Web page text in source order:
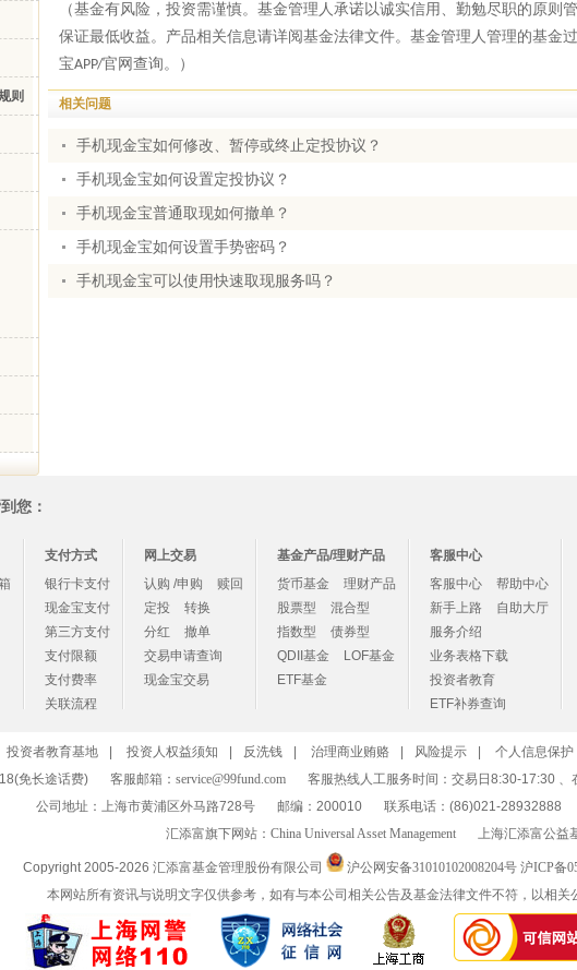
则
（基金有风险，投资需谨慎。基金管理人承诺以诚实信用、勤勉尽职的原则
保证最低收益。产品相关信息请详阅基金法律文件。基金管理人管理的基金
宝APP/官网查询。）
相关问题
手机现金宝如何修改、暂停或终止定投协议？
手机现金宝如何设置定投协议？
手机现金宝普通取现如何撤单？
手机现金宝如何设置手势密码？
手机现金宝可以使用快速取现服务吗？
您：
支付方式
银行卡支付
现金宝支付
第三方支付
支付限额
支付费率
关联流程
网上交易
认购 /申购
赎回
定投
转换
分红
撤单
交易申请查询
现金宝交易
基金产品/理财产品
货币基金
理财产品
股票型
混合型
指数型
债券型
QDII基金
LOF基金
ETF基金
客服中心
客服中心
帮助中心
新手上路
自助大厅
服务介绍
业务表格下载
投资者教育
ETF补券查询
投资者教育基地 投资人权益须知 反洗钱 治理商业贿赂 风险提示 个人信息保护
免长途话费)
客服邮箱： service@99fund.com
客服热线人工服务时间：交易日8:30-17:30 、
公司地址：上海市黄浦区外马路728号
邮编：200010 联系电话：(86)021-28932888
汇添富旗下网站： China Universal Asset Management 上海汇添富公益
Copyright 2005-2026 汇添富基金管理股份有限公司 沪公网安备31010102008204号 沪ICP备
本网站所有资讯与说明文字仅供参考，如有与本公司相关公告及基金法律文件不符，以相关